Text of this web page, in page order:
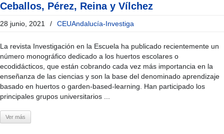
Ceballos, Pérez, Reina y Vílchez
28 junio, 2021 / CEUAndalucía-Investiga
La revista Investigación en la Escuela ha publicado recientemente un
número monográfico dedicado a los huertos escolares o
ecodidácticos, que están cobrando cada vez más importancia en la
enseñanza de las ciencias y son la base del denominado aprendizaje
basado en huertos o garden-based-learning. Han participado los
principales grupos universitarios ...
Ver más